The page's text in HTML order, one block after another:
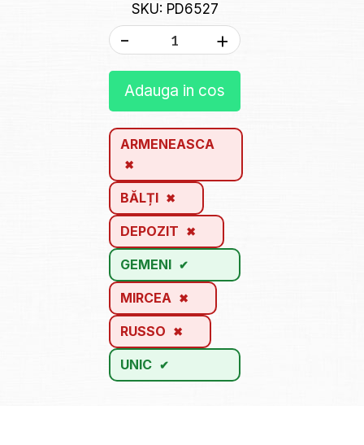
SKU: PD6527
- +
Adauga in cos
ARMENEASCA
BĂLȚI
DEPOZIT
GEMENI
MIRCEA
RUSSO
UNIC